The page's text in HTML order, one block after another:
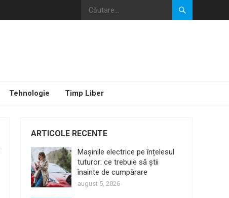
Tehnologie Timp Liber
ARTICOLE RECENTE
Mașinile electrice pe înțelesul
tuturor: ce trebuie să știi
înainte de cumpărare
august 5, 2026